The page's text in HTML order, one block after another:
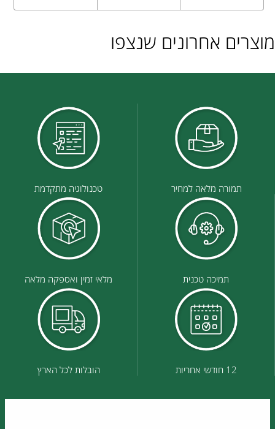
מוצרים אחרונים שנצפו
תמורה מלאה למחיר טכנולוגיה מתקדמת
תמיכה טכנית מלאי זמין ואספקה מלאה
12 חודשי אחריות הובלות לכל הארץ